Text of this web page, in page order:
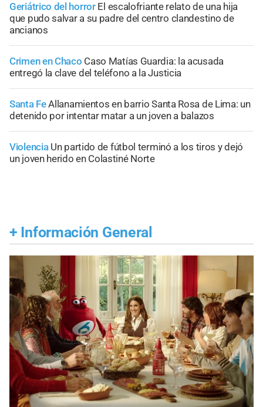
Geriátrico del horror El escalofriante relato de una hija
que pudo salvar a su padre del centro clandestino de
ancianos
Crimen en Chaco Caso Matías Guardia: la acusada
entregó la clave del teléfono a la Justicia
Santa FeAllanamientos en barrio Santa Rosa de Lima: un
detenido por intentar matar a un joven a balazos
Violencia Un partido de fútbol terminó a los tiros y dejó
un joven herido en Colastiné Norte
+ Información General